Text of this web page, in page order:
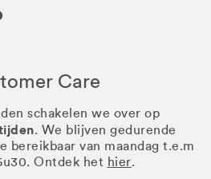
Care
schakelen we over op
. We blijven gedurende
bereikbaar van maandag t.e.m
Ontdek het hier.